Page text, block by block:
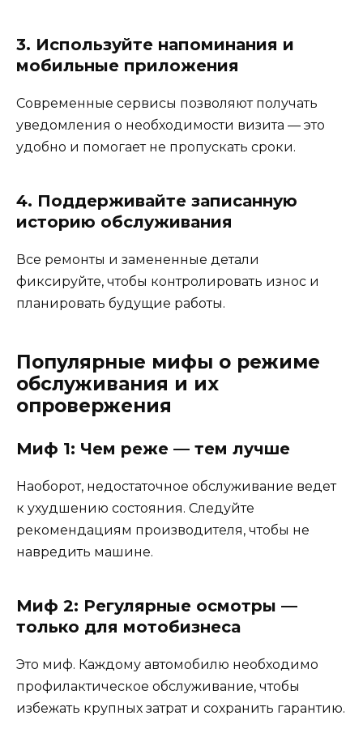
3. Используйте напоминания и
мобильные приложения
Современные сервисы позволяют получать
уведомления о необходимости визита — это
удобно и помогает не пропускать сроки.
4. Поддерживайте записанную
историю обслуживания
Все ремонты и замененные детали
фиксируйте, чтобы контролировать износ и
планировать будущие работы.
Популярные мифы о режиме
обслуживания и их
опровержения
Миф 1: Чем реже — тем лучше
Наоборот, недостаточное обслуживание ведет
к ухудшению состояния. Следуйте
рекомендациям производителя, чтобы не
навредить машине.
Миф 2: Регулярные осмотры —
только для мотобизнеса
Это миф. Каждому автомобилю необходимо
профилактическое обслуживание, чтобы
избежать крупных затрат и сохранить гарантию.